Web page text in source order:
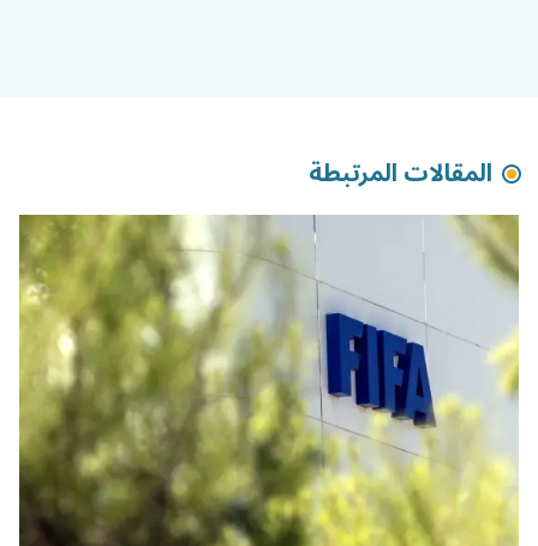
المقالات المرتبطة